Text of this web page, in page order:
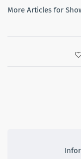
More Articles for